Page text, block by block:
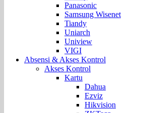
Panasonic
Samsung Wisenet
Tiandy
Uniarch
Uniview
VIGI
Absensi & Akses Kontrol
Akses Kontrol
Kartu
Dahua
Ezviz
Hikvision